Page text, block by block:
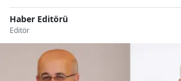
Haber Editörü
Editör